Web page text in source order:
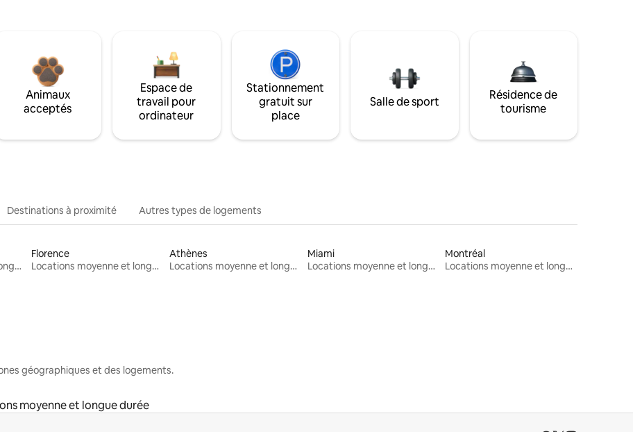
Animaux
acceptés
Espace de
travail pour
ordinateur
Stationnement
gratuit sur
place
Salle de sport
Résidence de
tourisme
Destinations à proximité Autres types de logements
Locations moyenne et longue durée
Florence
Locations moyenne et longue durée
Athènes
Locations moyenne et longue durée
Miami
Locations moyenne et longue durée
Montréal
Locations moyenne et longue durée
géographiques et des logements.
moyenne et longue durée